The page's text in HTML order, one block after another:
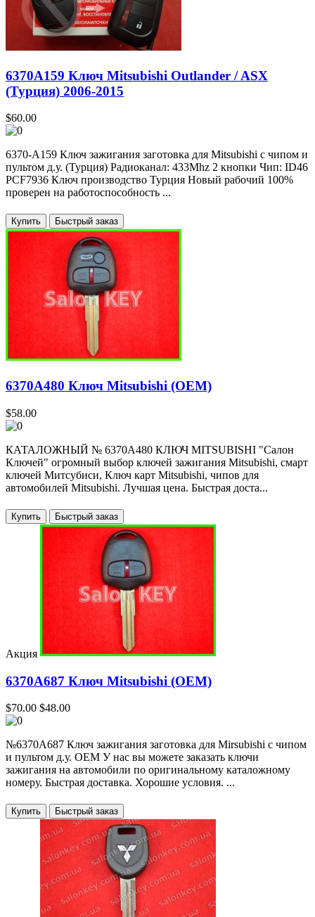
6370A159 Ключ Mitsubishi Outlander / ASX
(Турция) 2006-2015
$60.00
6370-A159 Ключ зажигания заготовка для Mitsubishi с чипом и
пультом д.у. (Турция) Радиоканал: 433Mhz 2 кнопки Чип: ID46
PCF7936 Ключ производство Турция Новый рабочий 100%
проверен на работоспособность ...
Купить
6370A480 Ключ Mitsubishi (OEM)
$58.00
КАТАЛОЖНЫЙ № 6370A480 КЛЮЧ MITSUBISHI "Салон
Ключей" огромный выбор ключей зажигания Mitsubishi, смарт
ключей Митсубиси, Ключ карт Mitsubishi, чипов для
автомобилей Mitsubishi. Лучшая цена. Быстрая доста...
Купить
Акция
6370A687 Ключ Mitsubishi (OEM)
$70.00 $48.00
№6370A687 Ключ зажигания заготовка для Mirsubishi с чипом
и пультом д.у. OEM У нас вы можете заказать ключи
зажигания на автомобили по оригинальному каталожному
номеру. Быстрая доставка. Хорошие условия. ...
Купить